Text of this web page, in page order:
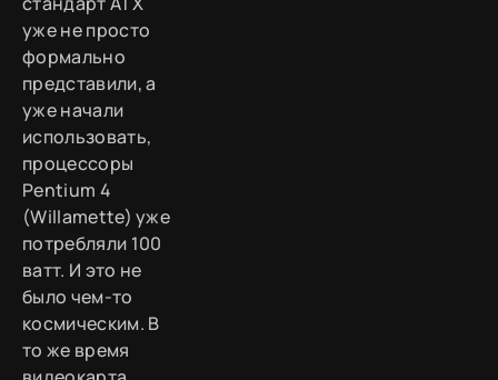
уже не просто
формально
представили, а
уже начали
использовать,
процессоры
Pentium 4
(Willamette) уже
потребляли 100
ватт. И это не
было чем-то
космическим. В
то же время